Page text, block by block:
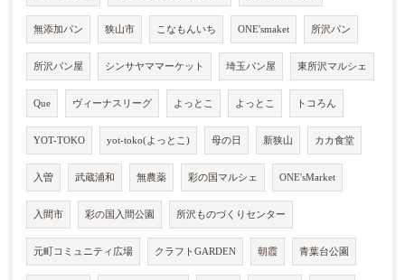
無添加パン 狭山市 こなもんいち ONE'smaket 所沢パン
所沢パン屋 シンサヤママーケット 埼玉パン屋 東所沢マルシェ
Que ヴィーナスリーグ よっとこ よっとこ トコろん
YOT-TOKO yot-toko(よっとこ) 母の日 新狭山 カカ食堂
入曽 武蔵浦和 無農薬 彩の国マルシェ ONE'sMarket
入間市 彩の国入間公園 所沢ものづくりセンター
元町コミュニティ広場 クラフトGARDEN 朝霞 青葉台公園